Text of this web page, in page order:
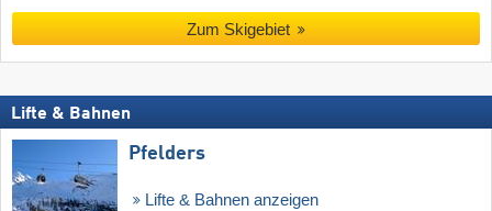
Zum Skigebiet
Lifte & Bahnen
Pfelders
Lifte & Bahnen anzeigen